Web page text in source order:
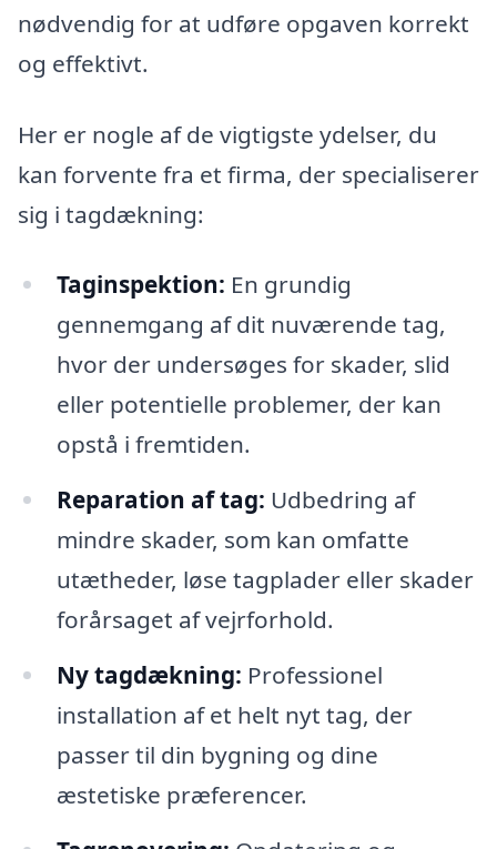
nødvendig for at udføre opgaven korrekt
og effektivt.
Her er nogle af de vigtigste ydelser, du
kan forvente fra et firma, der specialiserer
sig i tagdækning:
Taginspektion: En grundig
gennemgang af dit nuværende tag,
hvor der undersøges for skader, slid
eller potentielle problemer, der kan
opstå i fremtiden.
Reparation af tag: Udbedring af
mindre skader, som kan omfatte
utætheder, løse tagplader eller skader
forårsaget af vejrforhold.
Ny tagdækning: Professionel
installation af et helt nyt tag, der
passer til din bygning og dine
æstetiske præferencer.